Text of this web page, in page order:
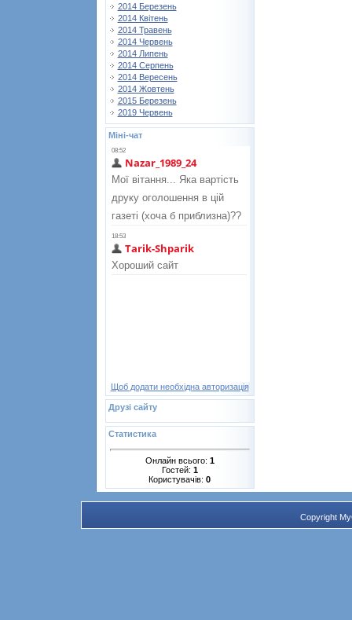
2014 Березень
2014 Квітень
2014 Травень
2014 Червень
2014 Липень
2014 Серпень
2014 Вересень
2014 Жовтень
2015 Березень
2019 Червень
Міні-чат
Щоб додати необхідна авторизація
Друзі сайту
Статистика
Онлайн всього: 1
Гостей: 1
Користувачів: 0
Copyright